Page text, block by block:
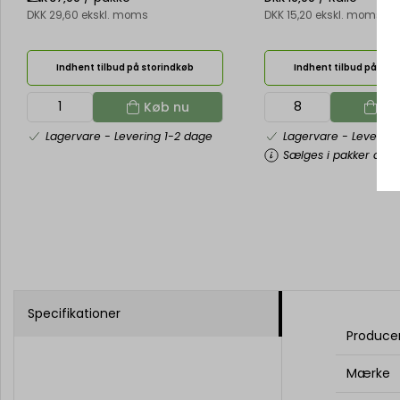
DKK 29,60 ekskl. moms
Indhent tilbud på storindkøb
Køb nu
Lagervare - Levering 1-2 dage
DKK 15,20 ekskl. moms
Indhent tilbud på
Lagervare - Levering
Sælges i pakker af 8
Specifikationer
Mærke